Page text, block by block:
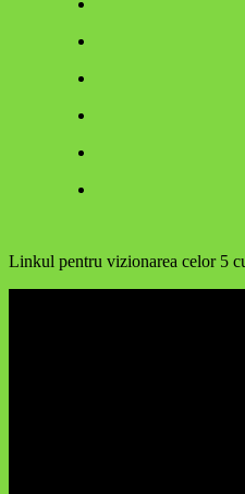
Linkul pentru vizionarea celor 5